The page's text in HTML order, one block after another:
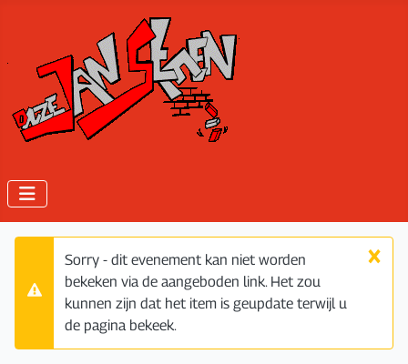
×
Waarschuwing
Sorry - dit evenement kan niet worden
bekeken via de aangeboden link. Het zou
kunnen zijn dat het item is geupdate terwijl u
de pagina bekeek.